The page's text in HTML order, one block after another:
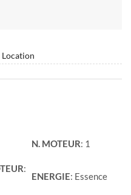
Location
N. MOTEUR: 1
:
ENERGIE: Essence